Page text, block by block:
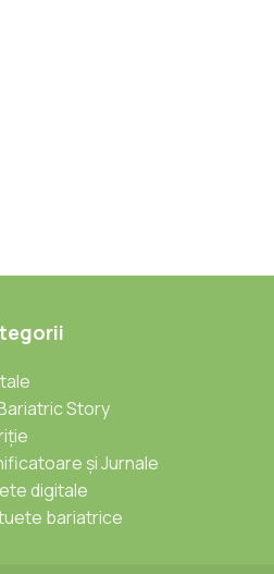
Story
și Jurnale
digitale
bariatrice